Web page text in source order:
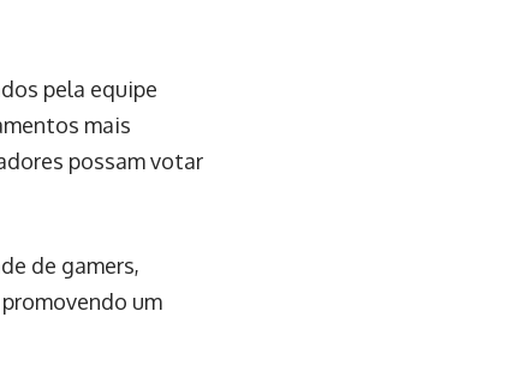
pela equipe
mais
possam votar
de gamers,
um